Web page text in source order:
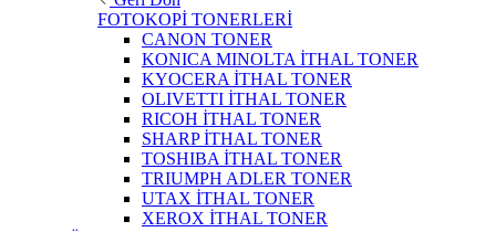
FOTOKOPİ TONERLERİ
CANON TONER
KONICA MINOLTA İTHAL TONER
KYOCERA İTHAL TONER
OLIVETTI İTHAL TONER
RICOH İTHAL TONER
SHARP İTHAL TONER
TOSHIBA İTHAL TONER
TRIUMPH ADLER TONER
UTAX İTHAL TONER
XEROX İTHAL TONER